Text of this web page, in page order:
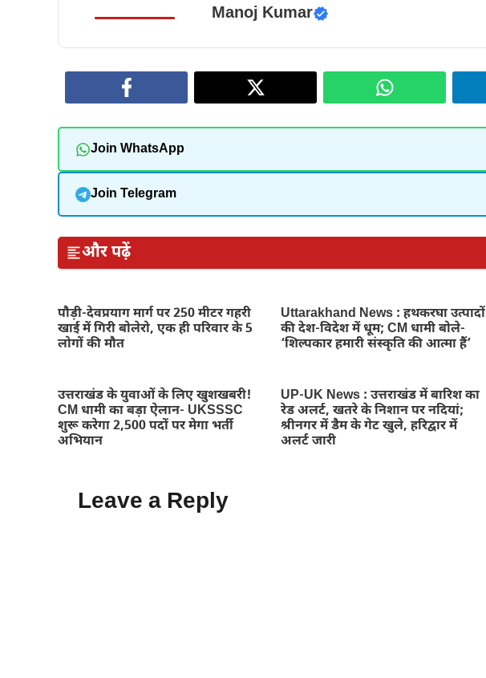
Manoj Kumar
Join WhatsApp
Join Telegram
और पढ़ें
पौड़ी-देवप्रयाग मार्ग पर 250 मीटर गहरी
खाई में गिरी बोलेरो, एक ही परिवार के 5
लोगों की मौत
Uttarakhand News : हथकरघा उत्पादों
की देश-विदेश में धूम; CM धामी बोले-
‘शिल्पकार हमारी संस्कृति की आत्मा हैं’
उत्तराखंड के युवाओं के लिए खुशखबरी!
CM धामी का बड़ा ऐलान- UKSSSC
शुरू करेगा 2,500 पदों पर मेगा भर्ती
अभियान
UP-UK News : उत्तराखंड में बारिश का
रेड अलर्ट, खतरे के निशान पर नदियां;
श्रीनगर में डैम के गेट खुले, हरिद्वार में
अलर्ट जारी
Leave a Reply